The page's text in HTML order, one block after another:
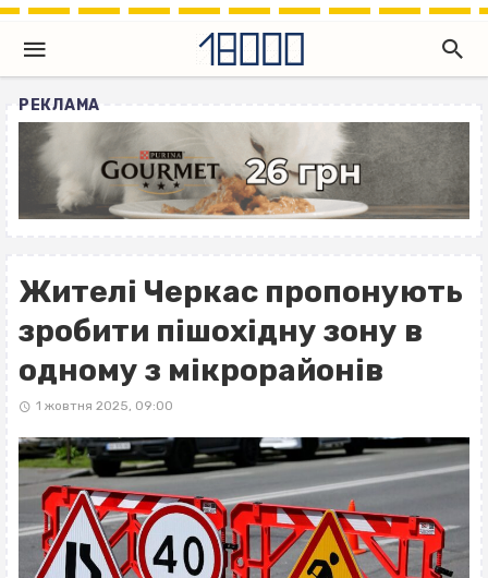
РЕКЛАМА
Жителі Черкас пропонують
зробити пішохідну зону в
одному з мікрорайонів
1 жовтня 2025, 09:00